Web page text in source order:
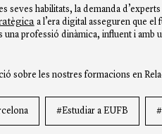
seves habilitats, la demanda d’experts
a l’era digital asseguren que el
una professió dinàmica, influent i amb
sobre les nostres formacions en
#Estudiar a EUFB